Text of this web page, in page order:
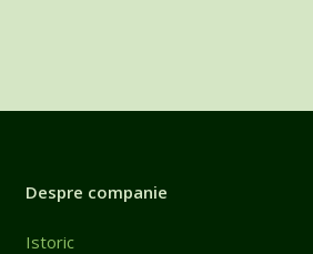
Despre companie
Istoric